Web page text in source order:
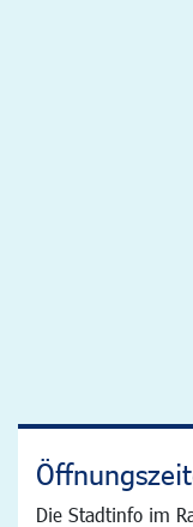
Die Stadtinfo im